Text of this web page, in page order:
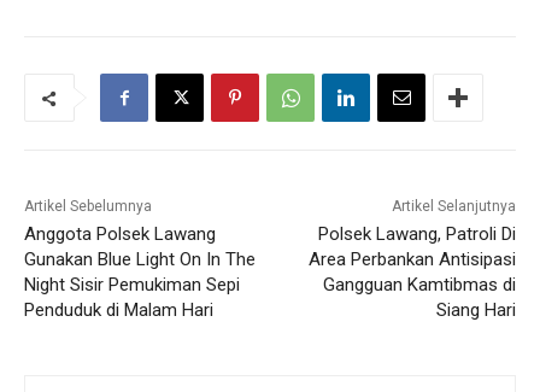
Artikel Sebelumnya
Anggota Polsek Lawang
Gunakan Blue Light On In The
Night Sisir Pemukiman Sepi
Penduduk di Malam Hari
Artikel Selanjutnya
Polsek Lawang, Patroli Di
Area Perbankan Antisipasi
Gangguan Kamtibmas di
Siang Hari